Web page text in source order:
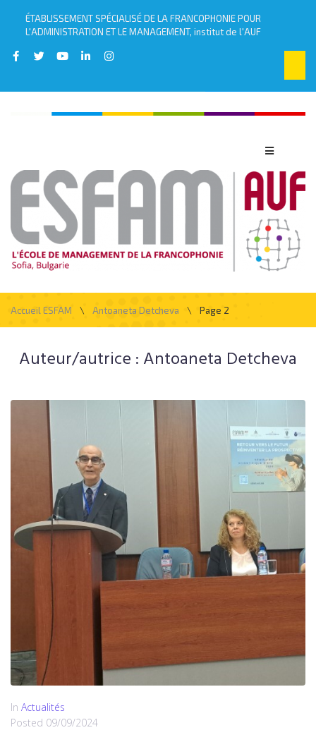
ÉTABLISSEMENT SPÉCIALISÉ DE LA FRANCOPHONIE POUR
L'ADMINISTRATION ET LE MANAGEMENT, institut de l'AUF
Accueil ESFAM \ Antoaneta Detcheva \ Page 2
Auteur/autrice : Antoaneta Detcheva
In Actualités
Posted 09/09/2024